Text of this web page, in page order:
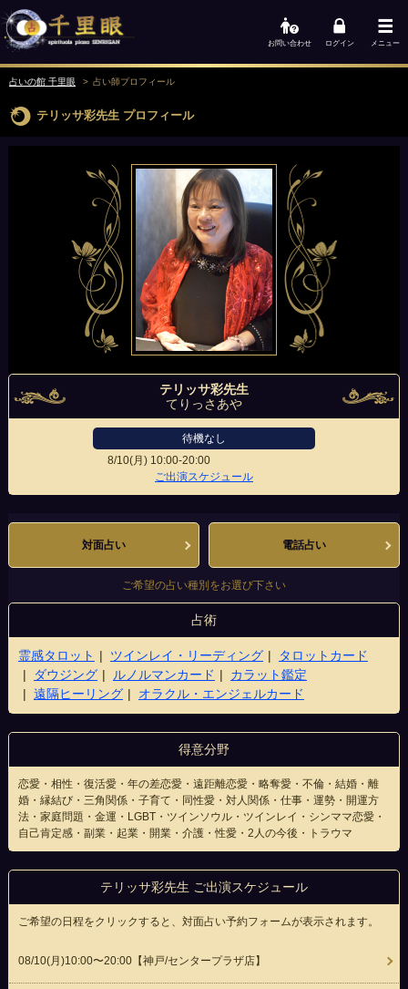
お問い合わせ ログイン メニュー
占いの館 千里眼 占い師プロフィール
テリッサ彩先生 プロフィール
テリッサ彩先生
てりっさあや
待機なし
8/10(月) 10:00-20:00
ご出演スケジュール
対面占い 電話占い
ご希望の占い種別をお選び下さい
占術
霊感タロット ツインレイ・リーディング
タロットカード
ダウジング
ルノルマンカード
カラット鑑定
遠隔ヒーリング
オラクル・エンジェルカード
得意分野
恋愛・相性・復活愛・年の差恋愛・遠距離恋愛・略奪愛・不倫・結婚・離
婚・縁結び・三角関係・子育て・同性愛・対人関係・仕事・運勢・開運方
法・家庭問題・金運・LGBT・ツインソウル・ツインレイ・シンママ恋愛・
自己肯定感・副業・起業・開業・介護・性愛・2人の今後・トラウマ
テリッサ彩先生 ご出演スケジュール
ご希望の日程をクリックすると、対面占い予約フォームが表示されます。
08/10(月 )10:00〜20:00【神戸/センタープラザ店】